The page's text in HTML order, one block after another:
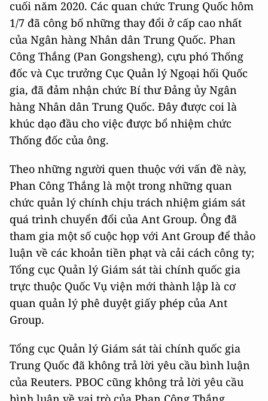
cuối năm 2020. Các quan chức Trung Quốc hôm
1/7 đã công bố những thay đổi ở cấp cao nhất
của Ngân hàng Nhân dân Trung Quốc. Phan
Công Thắng (Pan Gongsheng), cựu phó Thống
đốc và Cục trưởng Cục Quản lý Ngoại hối Quốc
gia, đã đảm nhận chức Bí thư Đảng ủy Ngân
hàng Nhân dân Trung Quốc. Đây được coi là
khúc dạo đầu cho việc được bổ nhiệm chức
Thống đốc của ông.
Theo những người quen thuộc với vấn đề này,
Phan Công Thắng là một trong những quan
chức quản lý chính chịu trách nhiệm giám sát
quá trình chuyển đổi của Ant Group. Ông đã
tham gia một số cuộc họp với Ant Group để thảo
luận về các khoản tiền phạt và cải cách công ty;
Tổng cục Quản lý Giám sát tài chính quốc gia
trực thuộc Quốc Vụ viện mới thành lập là cơ
quan quản lý phê duyệt giấy phép của Ant
Group.
Tổng cục Quản lý Giám sát tài chính quốc gia
Trung Quốc đã không trả lời yêu cầu bình luận
của Reuters. PBOC cũng không trả lời yêu cầu